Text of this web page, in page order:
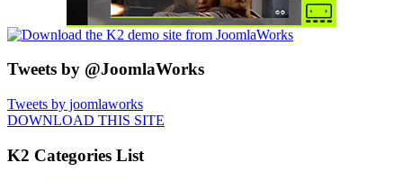
Tweets by @JoomlaWorks
Tweets by joomlaworks
DOWNLOAD THIS SITE
K2 Categories List